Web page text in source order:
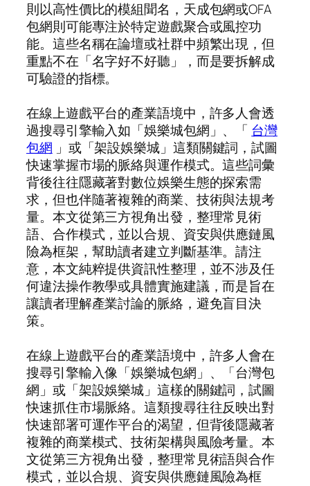
則以高性價比的模組聞名，天成包網或OFA
包網則可能專注於特定遊戲聚合或風控功
能。這些名稱在論壇或社群中頻繁出現，但
重點不在「名字好不好聽」，而是要拆解成
可驗證的指標。
在線上遊戲平台的產業語境中，許多人會透
過搜尋引擎輸入如「娛樂城包網」、「 台灣
包網 」或「架設娛樂城」這類關鍵詞，試圖
快速掌握市場的脈絡與運作模式。這些詞彙
背後往往隱藏著對數位娛樂生態的探索需
求，但也伴隨著複雜的商業、技術與法規考
量。本文從第三方視角出發，整理常見術
語、合作模式，並以合規、資安與供應鏈風
險為框架，幫助讀者建立判斷基準。請注
意，本文純粹提供資訊性整理，並不涉及任
何違法操作教學或具體實施建議，而是旨在
讓讀者理解產業討論的脈絡，避免盲目決
策。
在線上遊戲平台的產業語境中，許多人會在
搜尋引擎輸入像「娛樂城包網」、「台灣包
網」或「架設娛樂城」這樣的關鍵詞，試圖
快速抓住市場脈絡。這類搜尋往往反映出對
快速部署可運作平台的渴望，但背後隱藏著
複雜的商業模式、技術架構與風險考量。本
文從第三方視角出發，整理常見術語與合作
模式，並以合規、資安與供應鏈風險為框